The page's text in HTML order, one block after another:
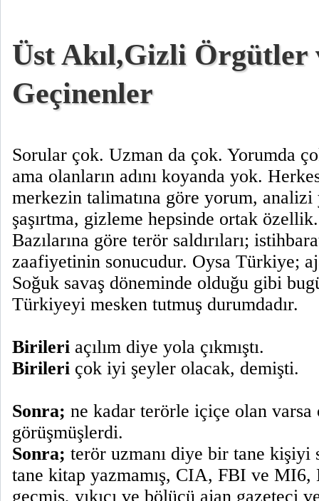
Üst Akıl,Gizli Örgütler
Geçinenler
Sorular çok. Uzman da çok. Yorumda
ama olanların adını koyanda yok.
merkezin talimatına göre yorum, analizi
şaşırtma, gizleme hepsinde ortak özellik.
Bazılarına göre terör saldırıları;
zaafiyetinin sonucudur. Oysa Türkiye;
Soğuk savaş döneminde olduğu gibi
Türkiyeyi mesken tutmuş durumdadır.
Birileri açılım diye yola çıkmıştı.
Birileri çok iyi şeyler olacak, demişti.
Sonra; ne kadar terörle içiçe olan varsa
görüşmüşlerdi.
Sonra; terör uzmanı diye bir tane kişiyi
tane kitap yazmamış, CIA, FBI ve MI6,
geçmiş, yıkıcı ve bölücü ajan gazeteci